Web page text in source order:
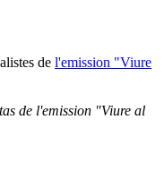
de l'emission "Viure
de l'emission "Viure al